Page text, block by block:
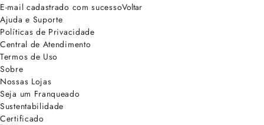
E-mail cadastrado com sucessoVoltar
Ajuda e Suporte
Políticas de Privacidade
Central de Atendimento
Termos de Uso
Sobre
Nossas Lojas
Seja um Franqueado
Sustentabilidade
Certificado